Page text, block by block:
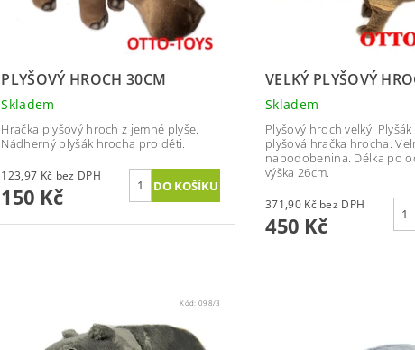
PLYŠOVÝ HROCH 30CM
Skladem
Hračka plyšový hroch z jemné plyše.
Nádherný plyšák hrocha pro děti.
123,97 Kč bez DPH
150 Kč
VELKÝ PLYŠOVÝ
Skladem
Plyšový hroch velký.
plyšová hračka hrocha.
napodobenina. Délka po
výška 26cm.
371,90 Kč bez DPH
450 Kč
Kód: 098/3